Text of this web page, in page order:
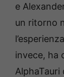
e
un ritorno
invece, ha
AlphaTauri